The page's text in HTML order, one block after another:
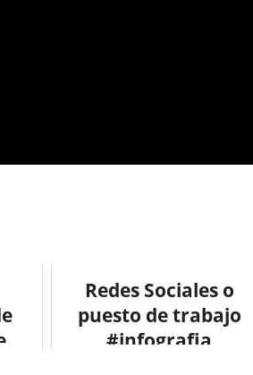
Redes Sociales o
puesto de trabajo
#infografia